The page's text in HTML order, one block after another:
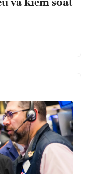
và kiểm soát